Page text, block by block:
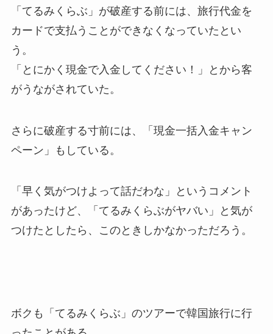
「てるみくらぶ」が破産する前には、旅行代金を
カードで支払うことができなくなっていたとい
う。
「とにかく現金で入金してください！」とから客
がうながされていた。
さらに破産する寸前には、「現金一括入金キャン
ペーン」もしている。
「早く気がつけよって話だわな」というコメント
があったけど、「てるみくらぶがヤバい」と気が
つけたとしたら、このときしかなかっただろう。
ボクも「てるみくらぶ」のツアーで韓国旅行に行